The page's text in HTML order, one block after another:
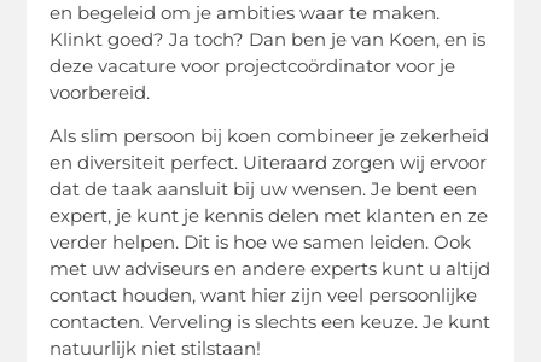
en begeleid om je ambities waar te maken.
Klinkt goed? Ja toch? Dan ben je van Koen, en is
deze vacature voor projectcoördinator voor je
voorbereid.
Als slim persoon bij koen combineer je zekerheid
en diversiteit perfect. Uiteraard zorgen wij ervoor
dat de taak aansluit bij uw wensen. Je bent een
expert, je kunt je kennis delen met klanten en ze
verder helpen. Dit is hoe we samen leiden. Ook
met uw adviseurs en andere experts kunt u altijd
contact houden, want hier zijn veel persoonlijke
contacten. Verveling is slechts een keuze. Je kunt
natuurlijk niet stilstaan!